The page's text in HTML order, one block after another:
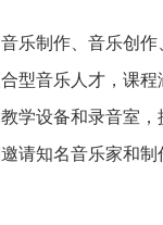
乐制作、音乐创
型音乐人才，课
学设备和录音室，
请知名音乐家和